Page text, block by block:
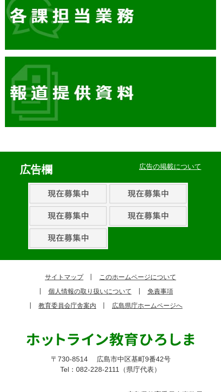
広告欄 広告の掲載について
サイトマップ
このホームページについて
個人情報の取り扱いについて
免責事項
教育委員会庁舎案内
広島県庁ホームページへ
〒730-8514
広島市中区基町9番42号
Tel：082-228-2111（県庁代表）